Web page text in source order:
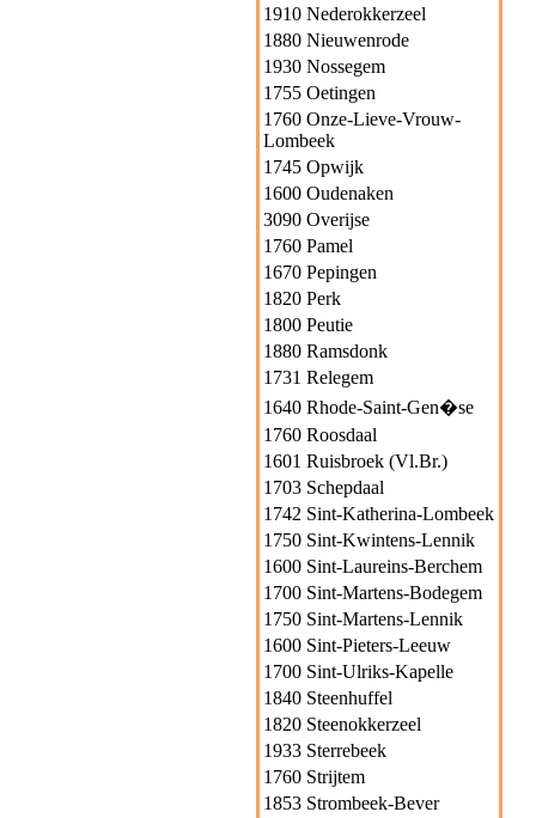
1910 Nederokkerzeel
1880 Nieuwenrode
1930 Nossegem
1755 Oetingen
1760 Onze-Lieve-Vrouw-
Lombeek
1745 Opwijk
1600 Oudenaken
3090 Overijse
1760 Pamel
1670 Pepingen
1820 Perk
1800 Peutie
1880 Ramsdonk
1731 Relegem
1640 Rhode-Saint-Gen�se
1760 Roosdaal
1601 Ruisbroek (Vl.Br.)
1703 Schepdaal
1742 Sint-Katherina-Lombeek
1750 Sint-Kwintens-Lennik
1600 Sint-Laureins-Berchem
1700 Sint-Martens-Bodegem
1750 Sint-Martens-Lennik
1600 Sint-Pieters-Leeuw
1700 Sint-Ulriks-Kapelle
1840 Steenhuffel
1820 Steenokkerzeel
1933 Sterrebeek
1760 Strijtem
1853 Strombeek-Bever